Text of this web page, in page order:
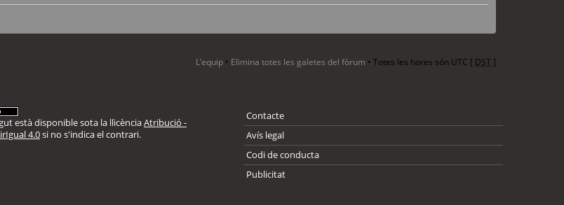
L’equip • Elimina totes les galetes del fòrum • Totes les hores són UTC [ DST]
està disponible sota la llicènciaAtribució -
4.0si no s'indica el contrari.
Contacte
Avís legal
Codi de conducta
Publicitat